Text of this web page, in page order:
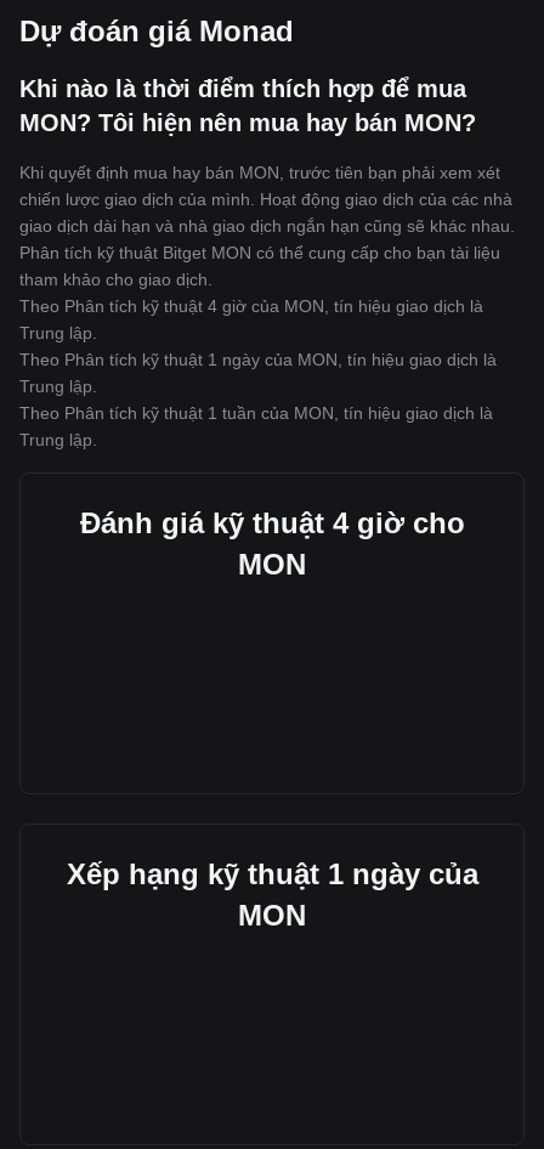
Dự đoán giá Monad
Khi nào là thời điểm thích hợp để mua
MON? Tôi hiện nên mua hay bán MON?
Khi quyết định mua hay bán MON, trước tiên bạn phải xem xét
chiến lược giao dịch của mình. Hoạt động giao dịch của các nhà
giao dịch dài hạn và nhà giao dịch ngắn hạn cũng sẽ khác nhau.
Phân tích kỹ thuật Bitget MON có thể cung cấp cho bạn tài liệu
tham khảo cho giao dịch.
Theo Phân tích kỹ thuật 4 giờ của MON, tín hiệu giao dịch là
Trung lập
Theo Phân tích kỹ thuật 1 ngày của MON, tín hiệu giao dịch là
Trung lập
Theo Phân tích kỹ thuật 1 tuần của MON, tín hiệu giao dịch là
Trung lập
Đánh giá kỹ thuật 4 giờ cho
MON
Xếp hạng kỹ thuật 1 ngày của
MON